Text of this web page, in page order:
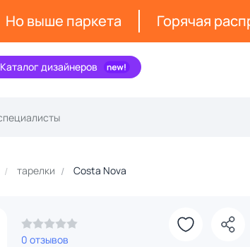
Но выше паркета Горячая
Каталог дизайнеров
тарелки Costa Nova
0 отзывов